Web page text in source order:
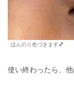
ほんのり色づきます💕
使い終わったら、